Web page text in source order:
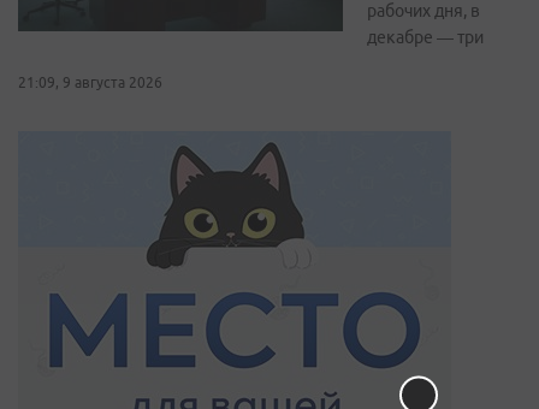
рабочих дня, в
декабре — три
21:09, 9 августа 2026